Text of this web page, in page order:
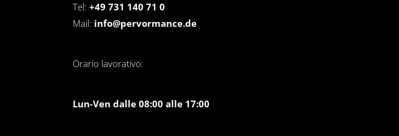
Tel: +49 731 140 71 0
Mail: info@pervormance.de
Orario lavorativo:
Lun-Ven dalle 08:00 alle 17:00